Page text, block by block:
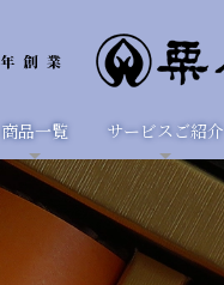
商品一覧 サービスご紹介